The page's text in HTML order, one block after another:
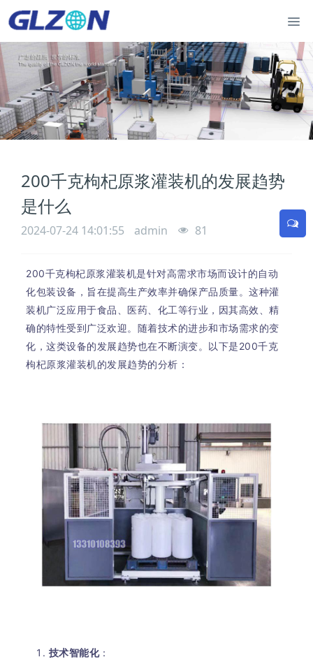
200千克枸杞原浆灌装机的发展趋势
是什么
2024-07-24 14:01:55 admin 81
200千克枸杞原浆灌装机是针对高需求市场而设计的自动
化包装设备，旨在提高生产效率并确保产品质量。这种灌
装机广泛应用于食品、医药、化工等行业，因其高效、精
确的特性受到广泛欢迎。随着技术的进步和市场需求的变
化，这类设备的发展趋势也在不断演变。以下是200千克
枸杞原浆灌装机的发展趋势的分析：
技术智能化：